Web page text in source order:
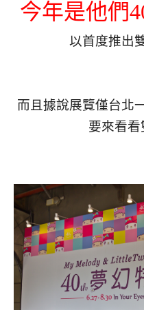
今年是他們
以首度推出
而且據說展覽僅台北
要來看看